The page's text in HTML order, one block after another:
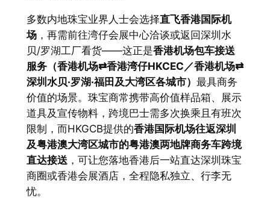
多数内地珠宝业界人士会选择直飞香港国际机
场，再需前往湾仔会展中心洽谈或返回深圳水
贝/罗湖工厂看货——这正是香港机场包车接送
服务（香港机场⇄香港湾仔HKCEC／香港机场⇄
深圳水贝·罗湖·福田及大湾区各城市） 最具商务
价值的场景。珠宝商常携带高价值样品箱、展示
道具及宣传物料，跨境巴士需多次换乘且有班次
限制，而HKGCB提供的香港国际机场往返深圳
及粤港澳大湾区城市的粤港澳两地牌商务车跨境
直达接送 ，可让您落地香港后一站直达深圳珠宝
商圈或香港会展酒店，全程隐私独立、行李无
忧。